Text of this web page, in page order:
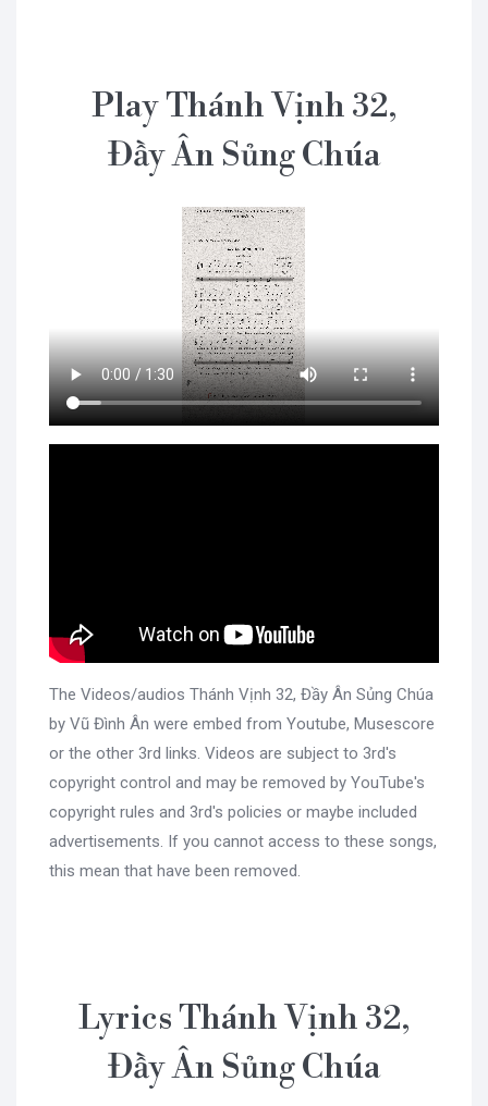
Play Thánh Vịnh 32,
Đầy Ân Sủng Chúa
The Videos/audios Thánh Vịnh 32, Đầy Ân Sủng Chúa
by Vũ Đình Ân were embed from Youtube, Musescore
or the other 3rd links. Videos are subject to 3rd's
copyright control and may be removed by YouTube's
copyright rules and 3rd's policies or maybe included
advertisements. If you cannot access to these songs,
this mean that have been removed.
Lyrics Thánh Vịnh 32,
Đầy Ân Sủng Chúa